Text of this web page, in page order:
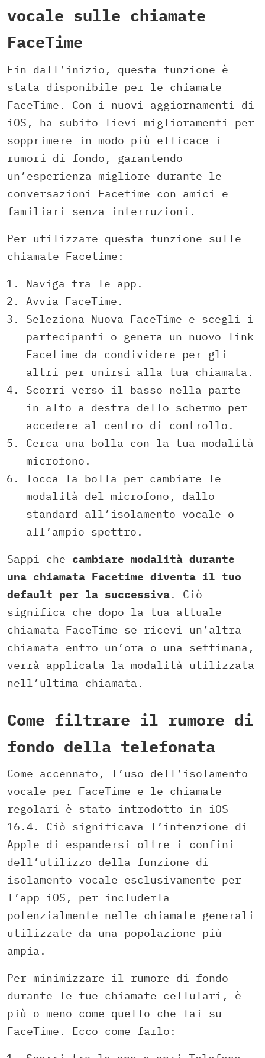
vocale sulle chiamate
FaceTime
Fin dall’inizio, questa funzione è
stata disponibile per le chiamate
FaceTime. Con i nuovi aggiornamenti di
iOS, ha subito lievi miglioramenti per
sopprimere in modo più efficace i
rumori di fondo, garantendo
un’esperienza migliore durante le
conversazioni Facetime con amici e
familiari senza interruzioni.
Per utilizzare questa funzione sulle
chiamate Facetime:
Naviga tra le app.
Avvia FaceTime.
Seleziona Nuova FaceTime e scegli i
partecipanti o genera un nuovo link
Facetime da condividere per gli
altri per unirsi alla tua chiamata.
Scorri verso il basso nella parte
in alto a destra dello schermo per
accedere al centro di controllo.
Cerca una bolla con la tua modalità
microfono.
Tocca la bolla per cambiare le
modalità del microfono, dallo
standard all’isolamento vocale o
all’ampio spettro.
Sappi che cambiare modalità durante
una chiamata Facetime diventa il tuo
default per la successiva. Ciò
significa che dopo la tua attuale
chiamata FaceTime se ricevi un’altra
chiamata entro un’ora o una settimana,
verrà applicata la modalità utilizzata
nell’ultima chiamata.
Come filtrare il rumore di
fondo della telefonata
Come accennato, l’uso dell’isolamento
vocale per FaceTime e le chiamate
regolari è stato introdotto in iOS
16.4. Ciò significava l’intenzione di
Apple di espandersi oltre i confini
dell’utilizzo della funzione di
isolamento vocale esclusivamente per
l’app iOS, per includerla
potenzialmente nelle chiamate generali
utilizzate da una popolazione più
ampia.
Per minimizzare il rumore di fondo
durante le tue chiamate cellulari, è
più o meno come quello che fai su
FaceTime. Ecco come farlo: